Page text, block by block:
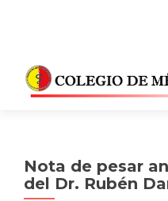
Nota de pesar
del Dr. Rubén